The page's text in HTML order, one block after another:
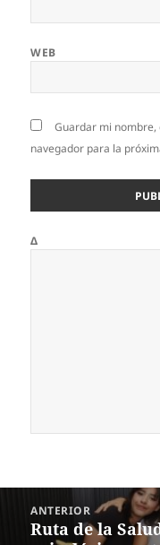
WEB
Guardar mi
navegador para la
Δ
entradas
ANTERIOR
Entrada
Ruta de la